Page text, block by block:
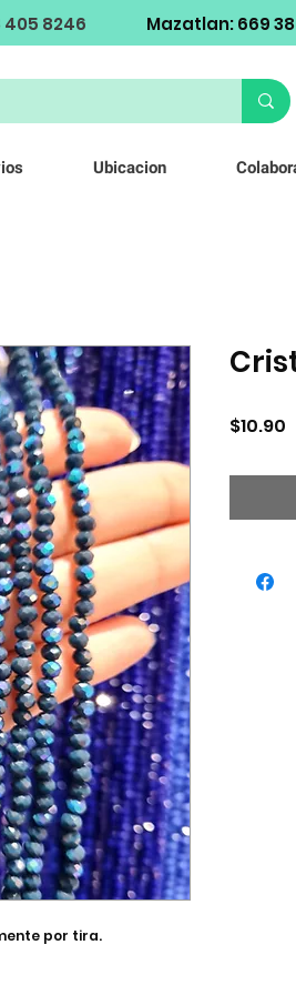
405 8246 Mazatlan: 669
Ubicacion
por tira.
$10.90